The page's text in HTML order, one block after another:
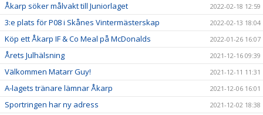
Åkarp söker målvakt till Juniorlaget 2022-02-18 12:59
3:e plats för P08 i Skånes Vintermästerskap 2022-02-13 18:04
Köp ett Åkarp IF & Co Meal på McDonalds 2022-01-26 16:07
Årets Julhälsning 2021-12-16 09:39
Välkommen Matarr Guy! 2021-12-11 11:31
A-lagets tränare lämnar Åkarp 2021-12-06 16:01
Sportringen har ny adress 2021-12-02 18:38